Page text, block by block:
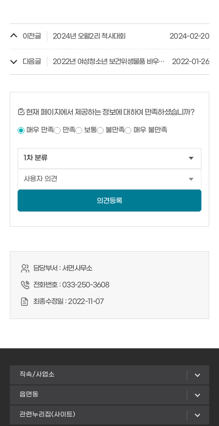
이전글 2024년 오월2리 척사대회 2024-02-20
다음글 2022년 여성청소년 보건위생물품 바우처 지원 사업 안내 2022-01-26
현재 페이지에서 제공하는 정보에 대하여 만족하셨습니까?
매우 만족 만족 보통 불만족 매우 불만족
의견등록
담당부서 :서면사무소
전화번호 :033-250-3608
최종수정일 :2022-11-07
직속/사업소
읍면동
관련누리집(사이트)